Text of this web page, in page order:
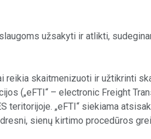
užsakyti ir atlikti,
reikia skaitmenizuoti ir užtikrinti
(„eFTI“ – electronic Freight
„eFTI“ siekiama
sienų kirtimo procedūros